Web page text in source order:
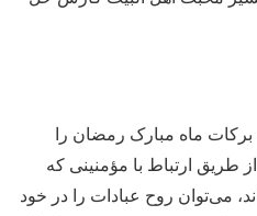
ماه مبارک رمضان را
ارتباط با مؤمنینی که
می‌توان روح عبادات را در خود